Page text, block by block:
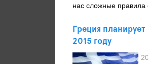
нас сложные
Греция
2015 году